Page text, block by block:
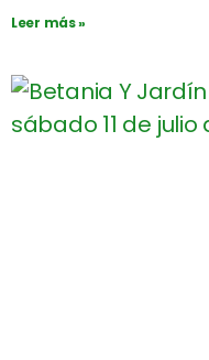
Leer más »